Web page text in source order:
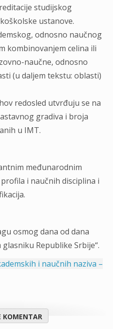
studijskog
ustanove.
odnosno naučnog
kombinovanjem celina ili
naučne, odnosno
(u daljem tekstu: oblasti)
redosled utvrđuju se na
gradiva i broja
u IMT.
međunarodnim
i naučnih disciplina i
osmog dana od dana
Republike Srbije“.
i naučnih naziva –
KOMENTAR